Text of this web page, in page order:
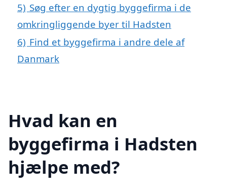
5) Søg efter en dygtig byggefirma i de
omkringliggende byer til Hadsten
6) Find et byggefirma i andre dele af
Danmark
Hvad kan en
byggefirma i Hadsten
hjælpe med?